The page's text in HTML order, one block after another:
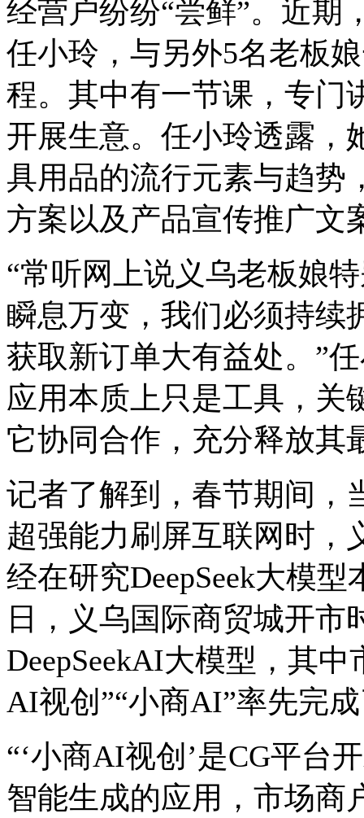
经营户纷纷“尝鲜”。近期
任小玲，与另外5名老板
程。其中有一节课，专门
开展生意。任小玲透露，
具用品的流行元素与趋势
方案以及产品宣传推广文
“常听网上说义乌老板娘
瞬息万变，我们必须持续
获取新订单大有益处。”
应用本质上只是工具，关
它协同合作，充分释放其
记者了解到，春节期间，
超强能力刷屏互联网时，
经在研究DeepSeek大模
日，义乌国际商贸城开市
DeepSeekAI大模型，其
AI视创”“小商AI”率先完
“‘小商AI视创’是CG平台
智能生成的应用，市场商